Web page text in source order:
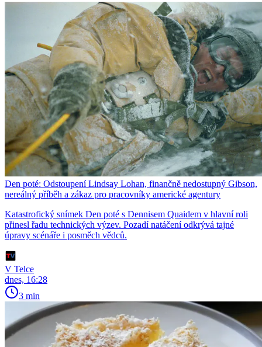
Den poté: Odstoupení Lindsay Lohan, finančně nedostupný Gibson,
nereálný příběh a zákaz pro pracovníky americké agentury
Katastrofický snímek Den poté s Dennisem Quaidem v hlavní roli
přinesl řadu technických výzev. Pozadí natáčení odkrývá tajné
úpravy scénáře i posměch vědců.
V Telce
dnes, 16:28
3 min